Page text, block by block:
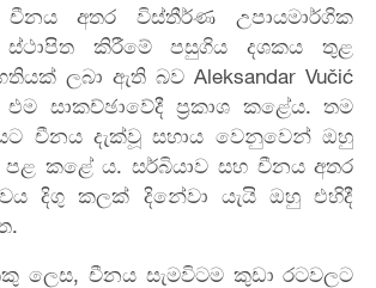
අතර විස්තීර්ණ උපායමාර්ගික
ස්ථාපිත කිරීමේ පසුගිය දශකය තුළ
ලබා ඇති බව Aleksandar Vučić
එම සාකච්ඡාවේදී ප්‍රකාශ කළේය. තම
චීනය දැක්වූ සහාය වෙනුවෙන් ඔහු
පළ කළේ ය. සර්බියාව සහ චීනය අතර
දිගු කලක් දිනේවා යැයි ඔහු එහිදී
ලෙස, චීනය සැමවිටම කුඩා රටවලට